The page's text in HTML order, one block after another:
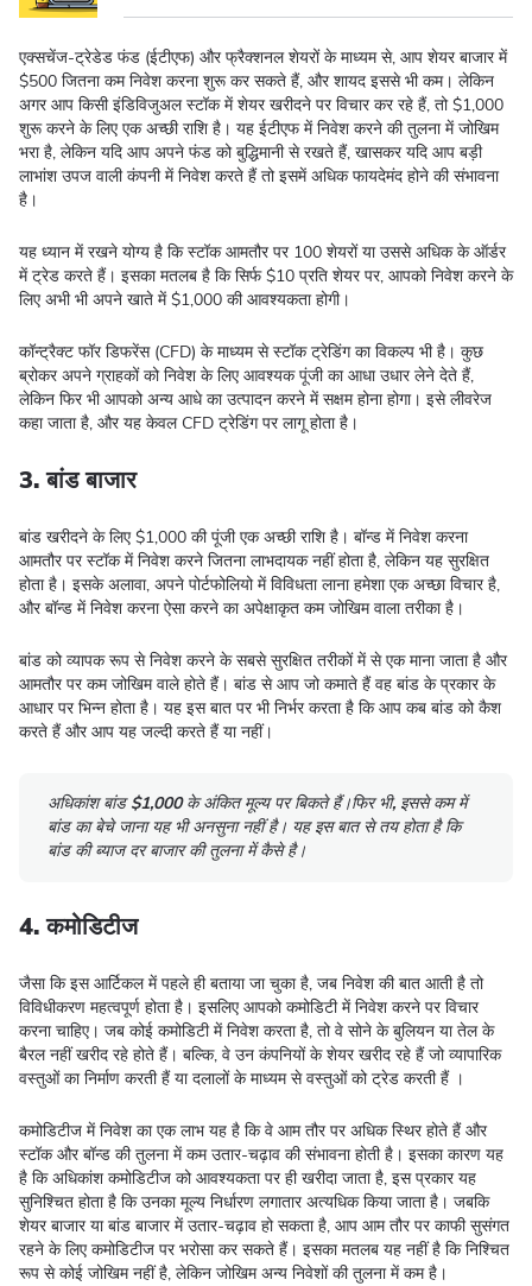
एक्सचेंज-ट्रेडेड फंड (ईटीएफ) और फ्रैक्शनल शेयरों के माध्यम से, आप शेयर बाजार में
$500 जितना कम निवेश करना शुरू कर सकते हैं, और शायद इससे भी कम। लेकिन
अगर आप किसी इंडिविजुअल स्टॉक में शेयर खरीदने पर विचार कर रहे हैं, तो $1,000
शुरू करने के लिए एक अच्छी राशि है। यह ईटीएफ में निवेश करने की तुलना में जोखिम
भरा है, लेकिन यदि आप अपने फंड को बुद्धिमानी से रखते हैं, खासकर यदि आप बड़ी
लाभांश उपज वाली कंपनी में निवेश करते हैं तो इसमें अधिक फायदेमंद होने की संभावना
है।
यह ध्यान में रखने योग्य है कि स्टॉक आमतौर पर 100 शेयरों या उससे अधिक के ऑर्डर
में ट्रेड करते हैं। इसका मतलब है कि सिर्फ $10 प्रति शेयर पर, आपको निवेश करने के
लिए अभी भी अपने खाते में $1,000 की आवश्यकता होगी।
कॉन्ट्रैक्ट फॉर डिफरेंस (CFD) के माध्यम से स्टॉक ट्रेडिंग का विकल्प भी है। कुछ
ब्रोकर अपने ग्राहकों को निवेश के लिए आवश्यक पूंजी का आधा उधार लेने देते हैं,
लेकिन फिर भी आपको अन्य आधे का उत्पादन करने में सक्षम होना होगा। इसे लीवरेज
कहा जाता है, और यह केवल CFD ट्रेडिंग पर लागू होता है।
3. बांड बाजार
बांड खरीदने के लिए $1,000 की पूंजी एक अच्छी राशि है। बॉन्ड में निवेश करना
आमतौर पर स्टॉक में निवेश करने जितना लाभदायक नहीं होता है, लेकिन यह सुरक्षित
होता है। इसके अलावा, अपने पोर्टफोलियो में विविधता लाना हमेशा एक अच्छा विचार है,
और बॉन्ड में निवेश करना ऐसा करने का अपेक्षाकृत कम जोखिम वाला तरीका है।
बांड को व्यापक रूप से निवेश करने के सबसे सुरक्षित तरीकों में से एक माना जाता है और
आमतौर पर कम जोखिम वाले होते हैं। बांड से आप जो कमाते हैं वह बांड के प्रकार के
आधार पर भिन्न होता है। यह इस बात पर भी निर्भर करता है कि आप कब बांड को कैश
करते हैं और आप यह जल्दी करते हैं या नहीं।
अधिकांश बांड$1,000के अंकित मूल्य पर बिकते हैं।फिर भी, इससे कम में
बांड का बेचे जाना यह भी अनसुना नहीं है। यह इस बात से तय होता है कि
बांड की ब्याज दर बाजार की तुलना में कैसे है।
4. कमोडिटीज
जैसा कि इस आर्टिकल में पहले ही बताया जा चुका है, जब निवेश की बात आती है तो
विविधीकरण महत्वपूर्ण होता है। इसलिए आपको कमोडिटी में निवेश करने पर विचार
करना चाहिए। जब कोई कमोडिटी में निवेश करता है, तो वे सोने के बुलियन या तेल के
बैरल नहीं खरीद रहे होते हैं। बल्कि, वे उन कंपनियों के शेयर खरीद रहे हैं जो व्यापारिक
वस्तुओं का निर्माण करती हैं या दलालों के माध्यम से वस्तुओं को ट्रेड करती हैं ।
कमोडिटीज में निवेश का एक लाभ यह है कि वे आम तौर पर अधिक स्थिर होते हैं और
स्टॉक और बॉन्ड की तुलना में कम उतार-चढ़ाव की संभावना होती है। इसका कारण यह
है कि अधिकांश कमोडिटीज को आवश्यकता पर ही खरीदा जाता है, इस प्रकार यह
सुनिश्चित होता है कि उनका मूल्य निर्धारण लगातार अत्यधिक किया जाता है। जबकि
शेयर बाजार या बांड बाजार में उतार-चढ़ाव हो सकता है, आप आम तौर पर काफी सुसंगत
रहने के लिए कमोडिटीज पर भरोसा कर सकते हैं। इसका मतलब यह नहीं है कि निश्चित
रूप से कोई जोखिम नहीं है, लेकिन जोखिम अन्य निवेशों की तुलना में कम है।